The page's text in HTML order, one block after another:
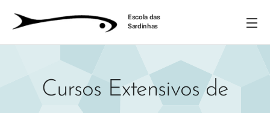
Escola das
Sardinhas
Cursos Extensivos de